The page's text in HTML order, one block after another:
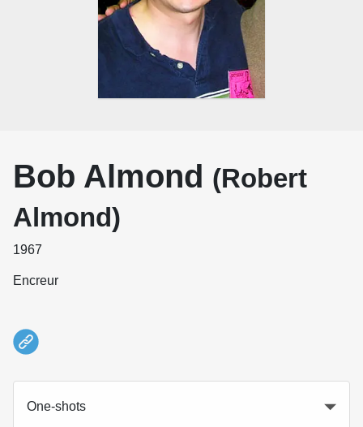
Bob Almond (Robert
Almond)
1967
Encreur
One-shots